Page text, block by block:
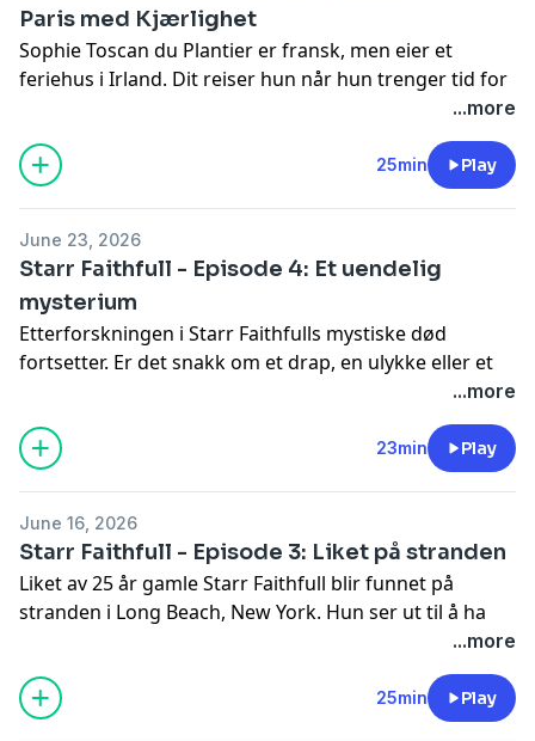
Paris med Kjærlighet
Sophie Toscan du Plantier er fransk, men eier et
feriehus i Irland. Dit reiser hun når hun trenger tid for
seg selv. Som regel reiser hun sammen med venner og
familie, men vinteren 1996 drar hun alene. Det skal
vise seg å ende tragisk. Sophie avsløres også som en
kvinne med mange hemmeligheter.
...more
25min Play
June 23, 2026
Starr Faithfull - Episode 4: Et uendelig
mysterium
Etterforskningen i Starr Faithfulls mystiske død
fortsetter. Er det snakk om et drap, en ulykke eller et
selvmord? Ingen ser ut til å vite svaret og politiet
kommer ingen vei. Til slutt er de nødt til å ta et skritt
tilbake og gå over det de faktisk vet. Hva skjedde med
Starr Faithfull?
...more
23min Play
June 16, 2026
Starr Faithfull - Episode 3: Liket på stranden
Liket av 25 år gamle Starr Faithfull blir funnet på
stranden i Long Beach, New York. Hun ser ut til å ha
druknet, men det er heller ikke spørsmålet politiet må
stille seg. Hvordan druknet Starr? Var det en ulykke, et
selvmord eller noe mer ondsinnet? Spørsmålene er
mange og svarene så godt som ikke-eksisterende.
...more
25min Play